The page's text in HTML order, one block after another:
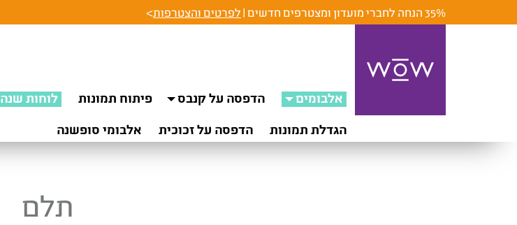
35% הנחה לחברי מועדון ומצטרפים חדשים | לפרטים והצטרפות>
אלבומים הדפסה על קנבס פיתוח תמונות לוחות שנה
הגדלת תמונות
הדפסה על זכוכית אלבומי סופשנה
תלם